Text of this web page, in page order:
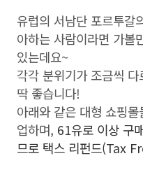
유럽의 서남단 포르투갈
아하는 사람이라면 가볼
있는데요~
각각 분위기가 조금씩
딱 좋습니다!
아래와 같은 대형 쇼핑
업하며, 61유로 이상 구
므로 택스 리펀드(Tax